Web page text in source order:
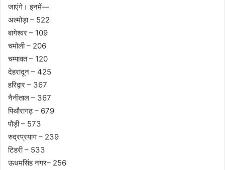
जाएंगे। इनमें—
अल्मोड़ा – 522
बागेश्वर – 109
चमोली – 206
चम्पावत – 120
देहरादून – 425
हरिद्वार – 367
नैनीताल – 367
पिथौरागढ़ – 679
पौड़ी – 573
रुद्रप्रयाग – 239
टिहरी – 533
ऊधमसिंह नगर– 256